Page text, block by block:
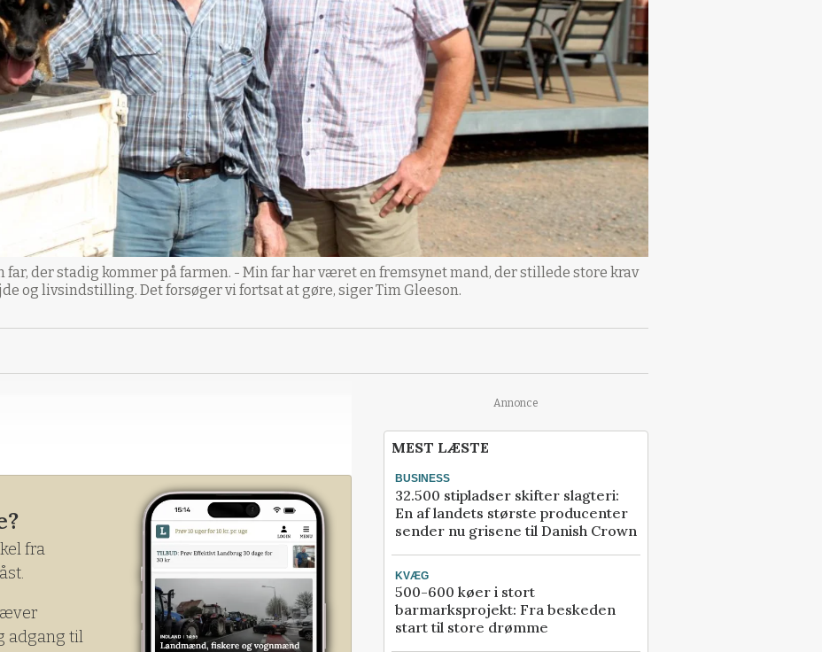
far, der stadig kommer på farmen. - Min far har været en fremsynet mand, der stillede store krav
og livsindstilling. Det forsøger vi fortsat at gøre, siger Tim Gleeson.
fra
adgang til
Annonce
MEST LÆSTE
BUSINESS
32.500 stipladser skifter slagteri:
En af landets største producenter
sender nu grisene til Danish Crown
KVÆG
500-600 køer i stort
barmarksprojekt: Fra beskeden
start til store drømme